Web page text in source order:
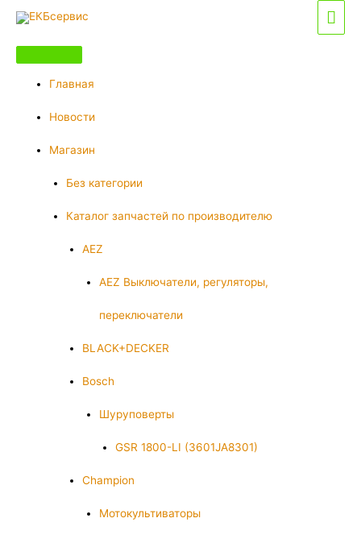
Перейти
содержимому
Главная
Новости
Магазин
Без категории
Каталог запчастей по производителю
AEZ
AEZ Выключатели, регуляторы,
переключатели
BLACK+DECKER
Bosch
Шуруповерты
GSR 1800-LI (3601JA8301)
Champion
Мотокультиваторы